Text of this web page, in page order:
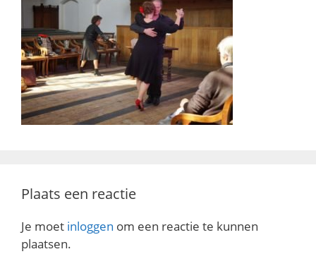
Plaats een reactie
Je moet inloggen om een reactie te kunnen
plaatsen.